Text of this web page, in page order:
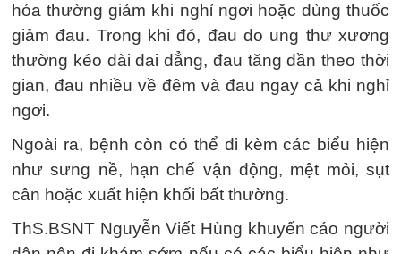
hóa thường giảm khi nghỉ ngơi hoặc dùng thuốc
giảm đau. Trong khi đó, đau do ung thư xương
thường kéo dài dai dẳng, đau tăng dần theo thời
gian, đau nhiều về đêm và đau ngay cả khi nghỉ
ngơi.
Ngoài ra, bệnh còn có thể đi kèm các biểu hiện
như sưng nề, hạn chế vận động, mệt mỏi, sụt
cân hoặc xuất hiện khối bất thường.
ThS.BSNT Nguyễn Viết Hùng khuyến cáo người